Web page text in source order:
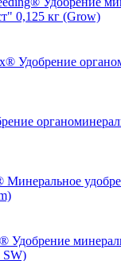
0,125 кг (Grow)
Удобрение
Минеральное
Удобрение
SW)